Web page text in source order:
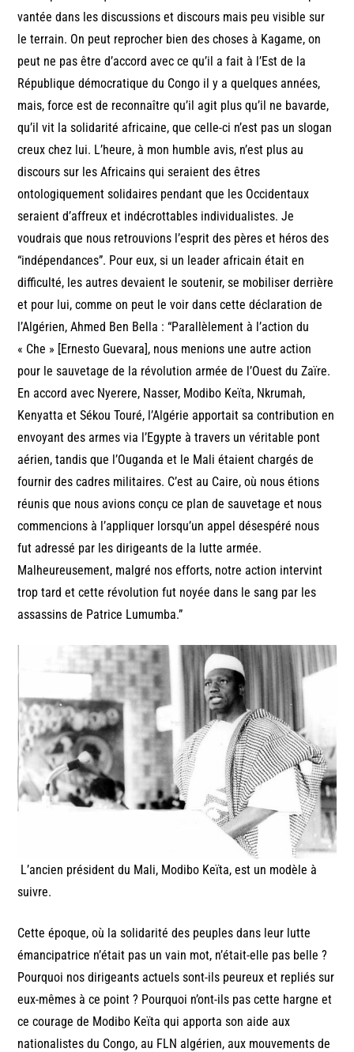
vantée dans les discussions et discours mais peu visible sur
le terrain. On peut reprocher bien des choses à Kagame, on
peut ne pas être d’accord avec ce qu’il a fait à l’Est de la
République démocratique du Congo il y a quelques années,
mais, force est de reconnaître qu’il agit plus qu’il ne bavarde,
qu’il vit la solidarité africaine, que celle-ci n’est pas un slogan
creux chez lui. L’heure, à mon humble avis, n’est plus au
discours sur les Africains qui seraient des êtres
ontologiquement solidaires pendant que les Occidentaux
seraient d’affreux et indécrottables individualistes. Je
voudrais que nous retrouvions l’esprit des pères et héros des
“indépendances”. Pour eux, si un leader africain était en
difficulté, les autres devaient le soutenir, se mobiliser derrière
et pour lui, comme on peut le voir dans cette déclaration de
l’Algérien, Ahmed Ben Bella : “Parallèlement à l’action du
« Che » [Ernesto Guevara], nous menions une autre action
pour le sauvetage de la révolution armée de l’Ouest du Zaïre.
En accord avec Nyerere, Nasser, Modibo Keïta, Nkrumah,
Kenyatta et Sékou Touré, l’Algérie apportait sa contribution en
envoyant des armes via l’Egypte à travers un véritable pont
aérien, tandis que l’Ouganda et le Mali étaient chargés de
fournir des cadres militaires. C’est au Caire, où nous étions
réunis que nous avions conçu ce plan de sauvetage et nous
commencions à l’appliquer lorsqu’un appel désespéré nous
fut adressé par les dirigeants de la lutte armée.
Malheureusement, malgré nos efforts, notre action intervint
trop tard et cette révolution fut noyée dans le sang par les
assassins de Patrice Lumumba.”
L’ancien président du Mali, Modibo Keïta, est un modèle à
suivre.
Cette époque, où la solidarité des peuples dans leur lutte
émancipatrice n’était pas un vain mot, n’était-elle pas belle ?
Pourquoi nos dirigeants actuels sont-ils peureux et repliés sur
eux-mêmes à ce point ? Pourquoi n’ont-ils pas cette hargne et
ce courage de Modibo Keïta qui apporta son aide aux
nationalistes du Congo, au FLN algérien, aux mouvements de